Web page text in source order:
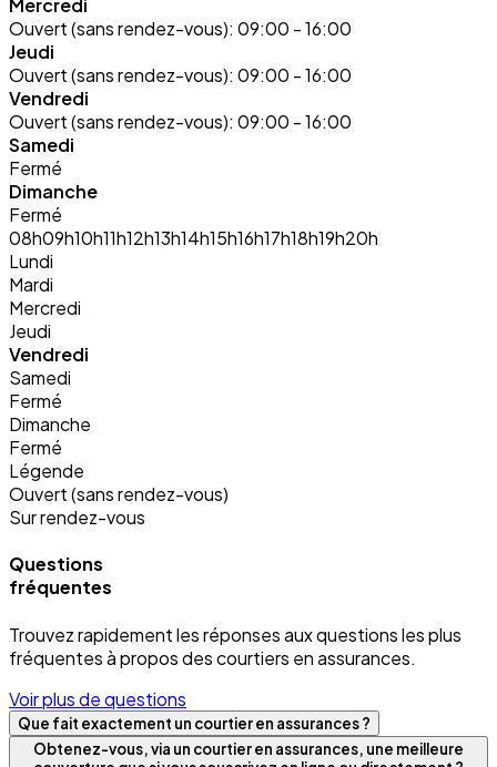
Mercredi
Ouvert (sans rendez-vous): 09:00 - 16:00
Jeudi
Ouvert (sans rendez-vous): 09:00 - 16:00
Vendredi
Ouvert (sans rendez-vous): 09:00 - 16:00
Samedi
Fermé
Dimanche
Fermé
08h09h10h11h12h13h14h15h16h17h18h19h20h
Lundi
Mardi
Mercredi
Jeudi
Vendredi
Samedi
Fermé
Dimanche
Fermé
Légende
Ouvert (sans rendez-vous)
Sur rendez-vous
Questions
fréquentes
Trouvez rapidement les réponses aux questions les plus
fréquentes à propos des courtiers en assurances.
Voir plus de questions
Que fait exactement un courtier en assurances ?
Obtenez-vous, via un courtier en assurances, une meilleure